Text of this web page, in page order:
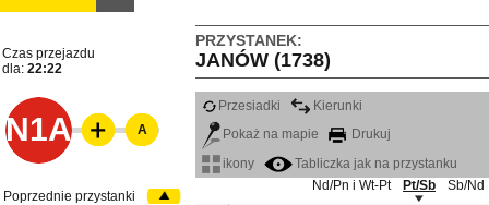
PRZYSTANEK:
JANÓW (1738)
Czas przejazdu
dla: 22:22
N1A
Przesiadki
Kierunki
Pokaż na mapie
Drukuj
ikony
Tabliczka jak na przystanku
Nd/Pn i Wt-Pt
Pt/Sb
Sb/Nd
A
Poprzednie przystanki